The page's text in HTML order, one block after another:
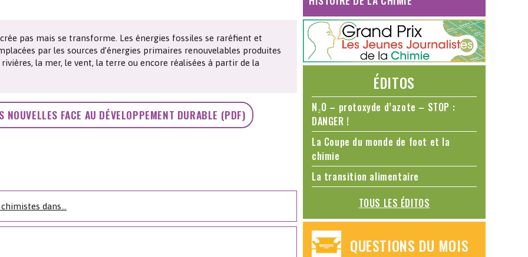
crée pas mais se transforme. Les énergies fossiles se raréfient et
par les sources d’énergies primaires renouvelables produites
rivières, la mer, le vent, la terre ou encore réalisées à partir de la
NOUVELLES FACE AU DÉVELOPPEMENT DURABLE (PDF)
dans...
ÉDITOS
N₂O – protoxyde d’azote – STOP :
DANGER !
La Coupe du monde de foot et la
chimie
La transition alimentaire
TOUS LES ÉDITOS
QUESTIONS DU MOIS
Réactions en un clin d’oeil